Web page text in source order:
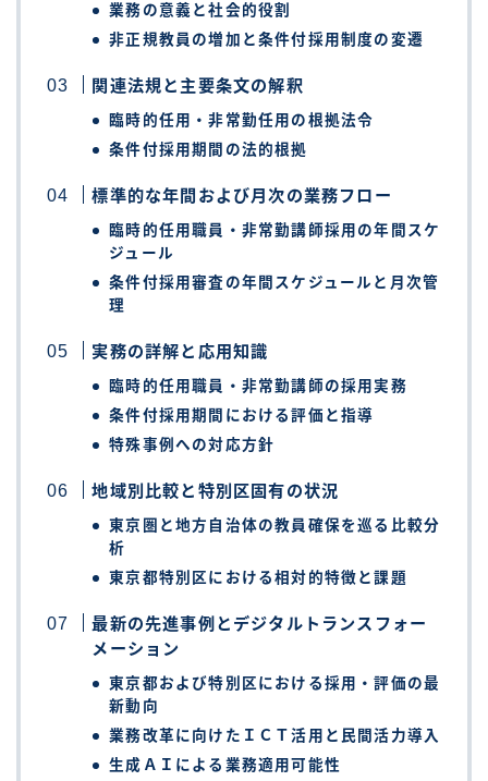
業務の意義と社会的役割
非正規教員の増加と条件付採用制度の変遷
関連法規と主要条文の解釈
臨時的任用・非常勤任用の根拠法令
条件付採用期間の法的根拠
標準的な年間および月次の業務フロー
臨時的任用職員・非常勤講師採用の年間スケ
ジュール
条件付採用審査の年間スケジュールと月次管
理
実務の詳解と応用知識
臨時的任用職員・非常勤講師の採用実務
条件付採用期間における評価と指導
特殊事例への対応方針
地域別比較と特別区固有の状況
東京圏と地方自治体の教員確保を巡る比較分
析
東京都特別区における相対的特徴と課題
最新の先進事例とデジタルトランスフォー
メーション
東京都および特別区における採用・評価の最
新動向
業務改革に向けたＩＣＴ活用と民間活力導入
生成ＡＩによる業務適用可能性